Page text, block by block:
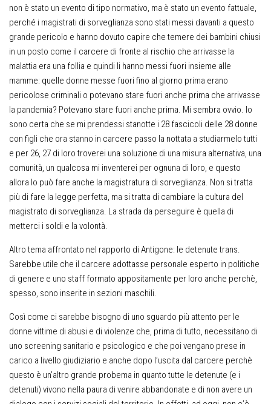
non è stato un evento di tipo normativo, ma è stato un evento fattuale,
perché i magistrati di sorveglianza sono stati messi davanti a questo
grande pericolo e hanno dovuto capire che temere dei bambini chiusi
in un posto come il carcere di fronte al rischio che arrivasse la
malattia era una follia e quindi li hanno messi fuori insieme alle
mamme: quelle donne messe fuori fino al giorno prima erano
pericolose criminali o potevano stare fuori anche prima che arrivasse
la pandemia? Potevano stare fuori anche prima. Mi sembra ovvio. Io
sono certa che se mi prendessi stanotte i 28 fascicoli delle 28 donne
con figli che ora stanno in carcere passo la nottata a studiarmelo tutti
e per 26, 27 di loro troverei una soluzione di una misura alternativa, una
comunità, un qualcosa mi inventerei per ognuna di loro, e questo
allora lo può fare anche la magistratura di sorveglianza. Non si tratta
più di fare la legge perfetta, ma si tratta di cambiare la cultura del
magistrato di sorveglianza. La strada da perseguire è quella di
metterci i soldi e la volontà.
Altro tema affrontato nel rapporto di Antigone: le detenute trans.
Sarebbe utile che il carcere adottasse personale esperto in politiche
di genere e uno staff formato appositamente per loro anche perchè,
spesso, sono inserite in sezioni maschili.
Così come ci sarebbe bisogno di uno sguardo più attento per le
donne vittime di abusi e di violenze che, prima di tutto, necessitano di
uno screening sanitario e psicologico e che poi vengano prese in
carico a livello giudiziario e anche dopo l’uscita dal carcere perchè
questo è un’altro grande probema in quanto tutte le detenute (e i
detenuti) vivono nella paura di venire abbandonate e di non avere un